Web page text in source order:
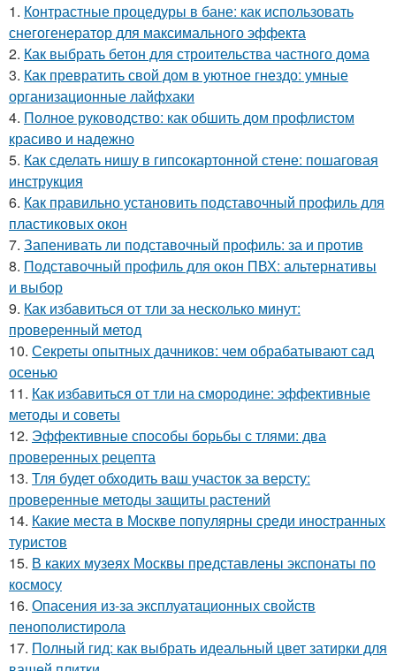
1. Контрастные процедуры в бане: как использовать
снегогенератор для максимального эффекта
2. Как выбрать бетон для строительства частного дома
3. Как превратить свой дом в уютное гнездо: умные
организационные лайфхаки
4. Полное руководство: как обшить дом профлистом
красиво и надежно
5. Как сделать нишу в гипсокартонной стене: пошаговая
инструкция
6. Как правильно установить подставочный профиль для
пластиковых окон
7. Запенивать ли подставочный профиль: за и против
8. Подставочный профиль для окон ПВХ: альтернативы
и выбор
9. Как избавиться от тли за несколько минут:
проверенный метод
10. Секреты опытных дачников: чем обрабатывают сад
осенью
11. Как избавиться от тли на смородине: эффективные
методы и советы
12. Эффективные способы борьбы с тлями: два
проверенных рецепта
13. Тля будет обходить ваш участок за версту:
проверенные методы защиты растений
14. Какие места в Москве популярны среди иностранных
туристов
15. В каких музеях Москвы представлены экспонаты по
космосу
16. Опасения из-за эксплуатационных свойств
пенополистирола
17. Полный гид: как выбрать идеальный цвет затирки для